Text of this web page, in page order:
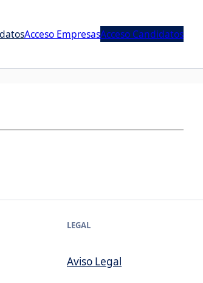
Acceso EmpresasAcceso Candidatos
LEGAL
Aviso Legal